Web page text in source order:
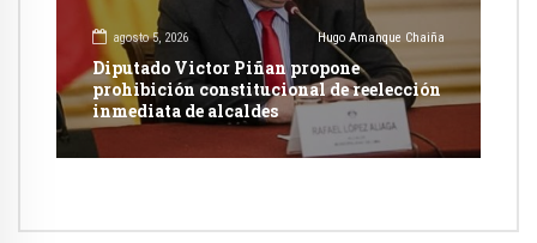
agosto 5, 2026 Hugo Amanque Chaiña
Diputado Victor Piñan propone
prohibición constitucional de reelección
inmediata de alcaldes